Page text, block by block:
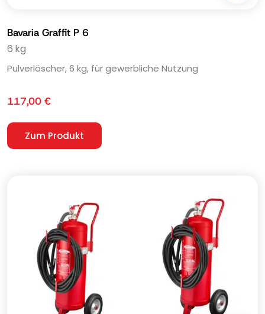
Bavaria Graffit P 6
6 kg
Pulverlöscher, 6 kg, für gewerbliche Nutzung
117,00 €
Zum Produkt